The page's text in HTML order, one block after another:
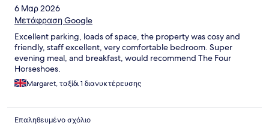
6 Μαρ 2026
Μετάφραση Google
Excellent parking, loads of space, the property was cosy and
friendly, staff excellent, very comfortable bedroom. Super
evening meal, and breakfast, would recommend The Four
Horseshoes.
Margaret, ταξίδι 1 διανυκτέρευσης
Επαληθευμένο σχόλιο